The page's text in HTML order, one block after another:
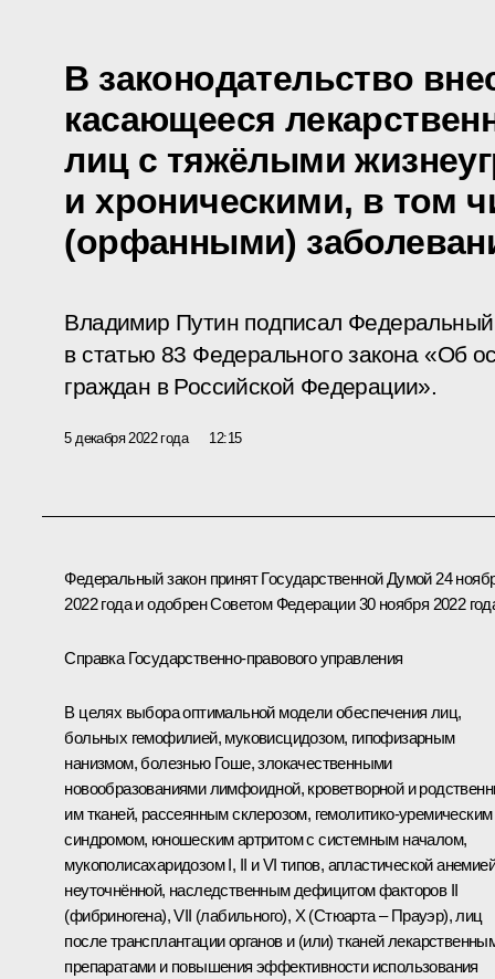
В законодательство
касающееся
лиц с тяжёлыми
и хроническими, в том
(орфанными)
Владимир Путин подписал
в статью 83 Федерального закона «Об
граждан в Российской Федерации».
5 декабря 2022 года 12:15
Федеральный закон принят Государственной Думой 24
2022 года и одобрен Советом Федерации 30 ноября 2022
Справка Государственно-правового управления
В целях выбора оптимальной модели обеспечения лиц,
больных гемофилией, муковисцидозом, гипофизарным
нанизмом, болезнью Гоше, злокачественными
новообразованиями лимфоидной, кроветворной и
им тканей, рассеянным склерозом, гемолитико-уремическим
синдромом, юношеским артритом с системным началом,
мукополисахаридозом I, II и VI типов, апластической анемией
неуточнённой, наследственным дефицитом факторов II
(фибриногена), VII (лабильного), X (Стюарта – Прауэр), лиц
после трансплантации органов и (или) тканей
препаратами и повышения эффективности использования